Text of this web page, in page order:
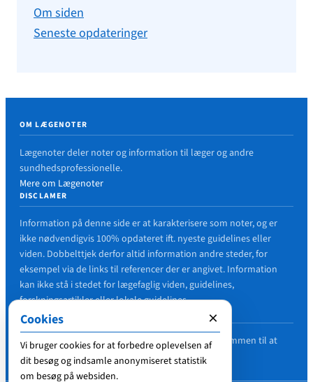
Om siden
Seneste opdateringer
OM LÆGENOTER
Lægenoter deler noter og information til læger og andre
sundhedsprofessionelle.
Mere om Lægenoter
DISCLAMER
Information på denne side er at karakterisere som noter, og er
ikke nødvendigvis 100% opdateret ift. nyeste guidelines eller
viden. Dobbelttjek derfor altid information andre steder, for
eksempel via de links til referencer der er angivet. Information
kan ikke stå i stedet for lægefaglig viden, guidelines,
forskningsartikler eller lokale guidelines.
FEJL I ARTIKLER?
Hvis du finder en fejl i en artikel, er du meget velkommen til at
nævne det i en kommentar, så det kan blive rettet.
×
Cookies
Vi bruger cookies for at forbedre oplevelsen af
dit besøg og indsamle anonymiseret statistik
om besøg på websiden.